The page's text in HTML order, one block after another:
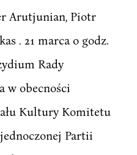
Arutjunian, Piotr
. 21 marca o godz.
Rady
w obecności
Kultury Komitetu
Partii